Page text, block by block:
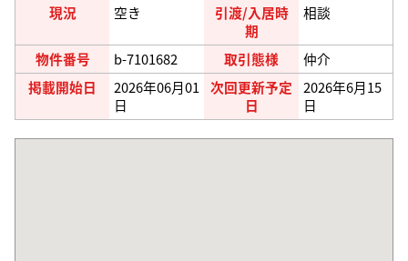
現況 空き
引渡/入居時
期
相談
物件番号 b-7101682 取引態様
仲介
掲載開始日
2026年06月01
日
次回更新予定
日
2026年6月15
日